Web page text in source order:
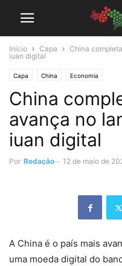
Início Capa
China
iuan digital
Capa China Economia
China
avança no
iuan digital
Por Redação - 12 de maio de
A China é o país mais
uma moeda digital do